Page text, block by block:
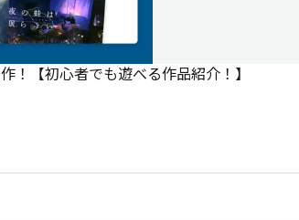
！【初心者でも遊べる作品紹介！】